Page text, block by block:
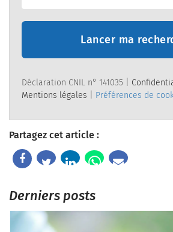
Lancer ma
Déclaration CNIL n° 141035 |
Mentions légales
Préférences de
Partagez cet article :
Derniers posts